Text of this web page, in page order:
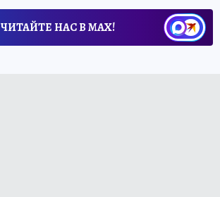
ЧИТАЙТЕ НАС В МАХ!